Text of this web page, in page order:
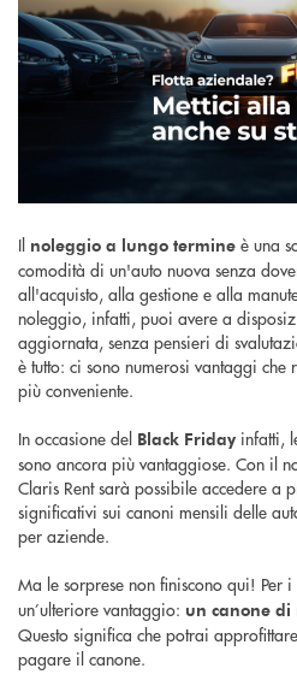
Il noleggio a lungo termine è una
comodità di un'auto nuova senza
all'acquisto, alla gestione e alla
noleggio, infatti, puoi avere a
aggiornata, senza pensieri di
è tutto: ci sono numerosi vantaggi
più conveniente.
In occasione del Black Friday infatti,
sono ancora più vantaggiose. Con il
Claris Rent sarà possibile accedere a
significativi sui canoni mensili delle
per aziende.
Ma le sorprese non finiscono qui! Per i
un’ulteriore vantaggio: un canone
Questo significa che potrai
pagare il canone.